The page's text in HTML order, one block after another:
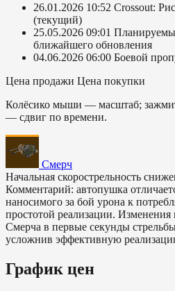
26.01.2026 10:52 Crossout:
(текущий)
25.05.2026 09:01
ближайшего обновления
04.06.2026 06:00 Боевой
Цена продажи Цена покупки
Колёсико мыши — масштаб;
— сдвиг по времени.
Смерч
Начальная скорострельность
Комментарий: автопушка
наносимого за бой урона к
простотой реализации. Изменения
Смерча в первые секунды
усложнив эффективную
График цен